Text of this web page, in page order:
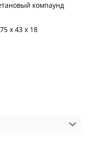
компаунд
х 43 х 18